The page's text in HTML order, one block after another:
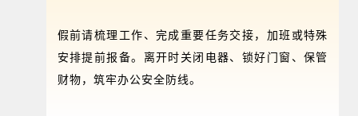
假前请梳理工作、完成重要任务交接，加班或特殊
安排提前报备。离开时关闭电器、锁好门窗、保管
财物，筑牢办公安全防线。